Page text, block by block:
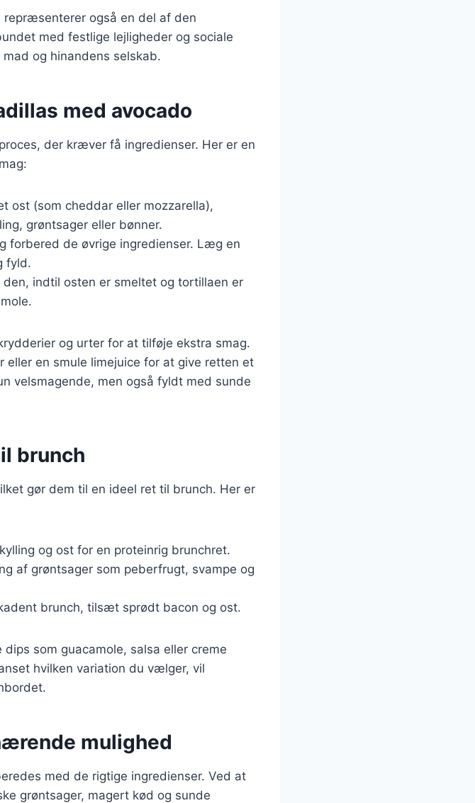
også en del af den
med festlige lejligheder og sociale
og hinandens selskab.
med avocado
der kræver få ingredienser. Her er en
ost (som cheddar eller mozzarella),
grøntsager eller bønner.
forbered de øvrige ingredienser. Læg en
fyld.
indtil osten er smeltet og tortillaen er
og urter for at tilføje ekstra smag.
en smule limejuice for at give retten et
velsmagende, men også fyldt med sunde
brunch
gør dem til en ideel ret til brunch. Her er
og ost for en proteinrig brunchret.
af grøntsager som peberfrugt, svampe og
brunch, tilsæt sprødt bacon og ost.
som guacamole, salsa eller creme
hvilken variation du vælger, vil
mulighed
med de rigtige ingredienser. Ved at
grøntsager, magert kød og sunde